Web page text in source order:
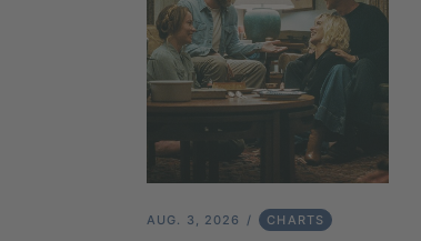
AUG. 3, 2026 CHARTS